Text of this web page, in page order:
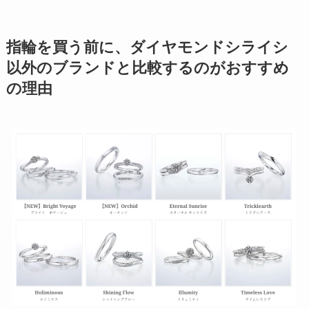
指輪を買う前に、ダイヤモンドシライシ
以外のブランドと比較するのがおすすめ
の理由